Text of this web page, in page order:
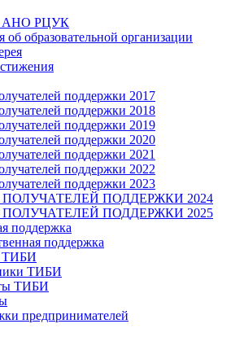
АНО РЦУК
об образовательной организации
поддержки 2017
поддержки 2018
поддержки 2019
поддержки 2020
поддержки 2021
поддержки 2022
поддержки 2023
ПОЛУЧАТЕЛЕЙ ПОДДЕРЖКИ 2024
ПОЛУЧАТЕЛЕЙ ПОДДЕРЖКИ 2025
поддержка
поддержка
ТИБИ
ТИБИ
ТИБИ
предпринимателей